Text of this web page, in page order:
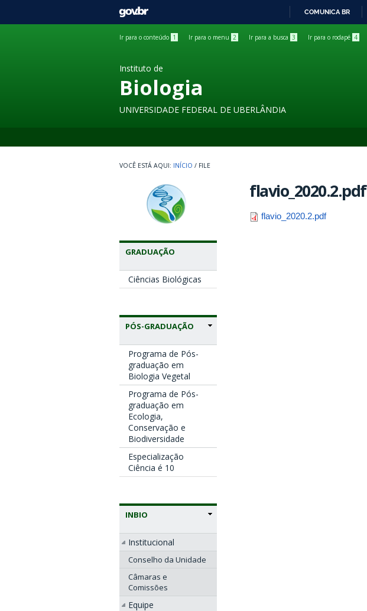
GOVBR
COMUNICA BR
Ir para o conteúdo 1 Ir para o menu 2 Ir para a busca 3 Ir para o rodapé 4
Instituto de
Biologia
UNIVERSIDADE FEDERAL DE UBERLÂNDIA
INÍCIO / FILE
GRADUAÇÃO
Ciências Biológicas
PÓS-GRADUAÇÃO
Programa de Pós-
graduação em
Biologia Vegetal
Programa de Pós-
graduação em
Ecologia,
Conservação e
Biodiversidade
Especialização
Ciência é 10
INBIO
Institucional
Conselho da Unidade
Câmaras e
Comissões
Equipe
flavio_2020.2.pdf
flavio_2020.2.pdf